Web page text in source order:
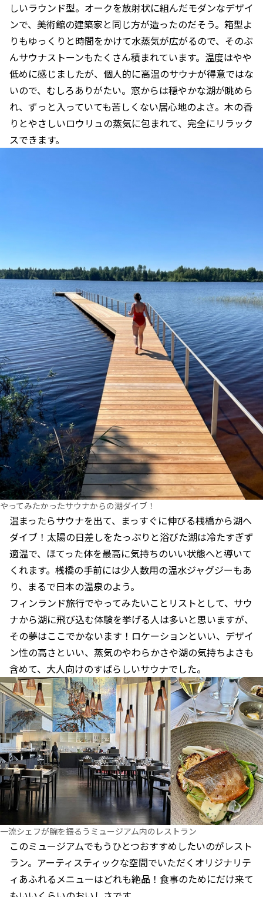
しいラウンド型。オークを放射状に組んだモダンなデザイ
ンで、美術館の建築家と同じ方が造ったのだそう。箱型よ
りもゆっくりと時間をかけて水蒸気が広がるので、そのぶ
んサウナストーンもたくさん積まれています。温度はやや
低めに感じましたが、個人的に高温のサウナが得意ではな
いので、むしろありがたい。窓からは穏やかな湖が眺めら
れ、ずっと入っていても苦しくない居心地のよさ。木の香
りとやさしいロウリュの蒸気に包まれて、完全にリラック
スできます。
やってみたかったサウナからの湖ダイブ！
温まったらサウナを出て、まっすぐに伸びる桟橋から湖へ
ダイブ！太陽の日差しをたっぷりと浴びた湖は冷たすぎず
適温で、ほてった体を最高に気持ちのいい状態へと導いて
くれます。桟橋の手前には少人数用の温水ジャグジーもあ
り、まるで日本の温泉のよう。
フィンランド旅行でやってみたいことリストとして、サウ
ナから湖に飛び込む体験を挙げる人は多いと思いますが、
その夢はここでかないます！ロケーションといい、デザイ
ン性の高さといい、蒸気のやわらかさや湖の気持ちよさも
含めて、大人向けのすばらしいサウナでした。
一流シェフが腕を振るうミュージアム内のレストラン
このミュージアムでもうひとつおすすめしたいのがレスト
ラン。アーティスティックな空間でいただくオリジナリテ
ィあふれるメニューはどれも絶品！食事のためにだけ来て